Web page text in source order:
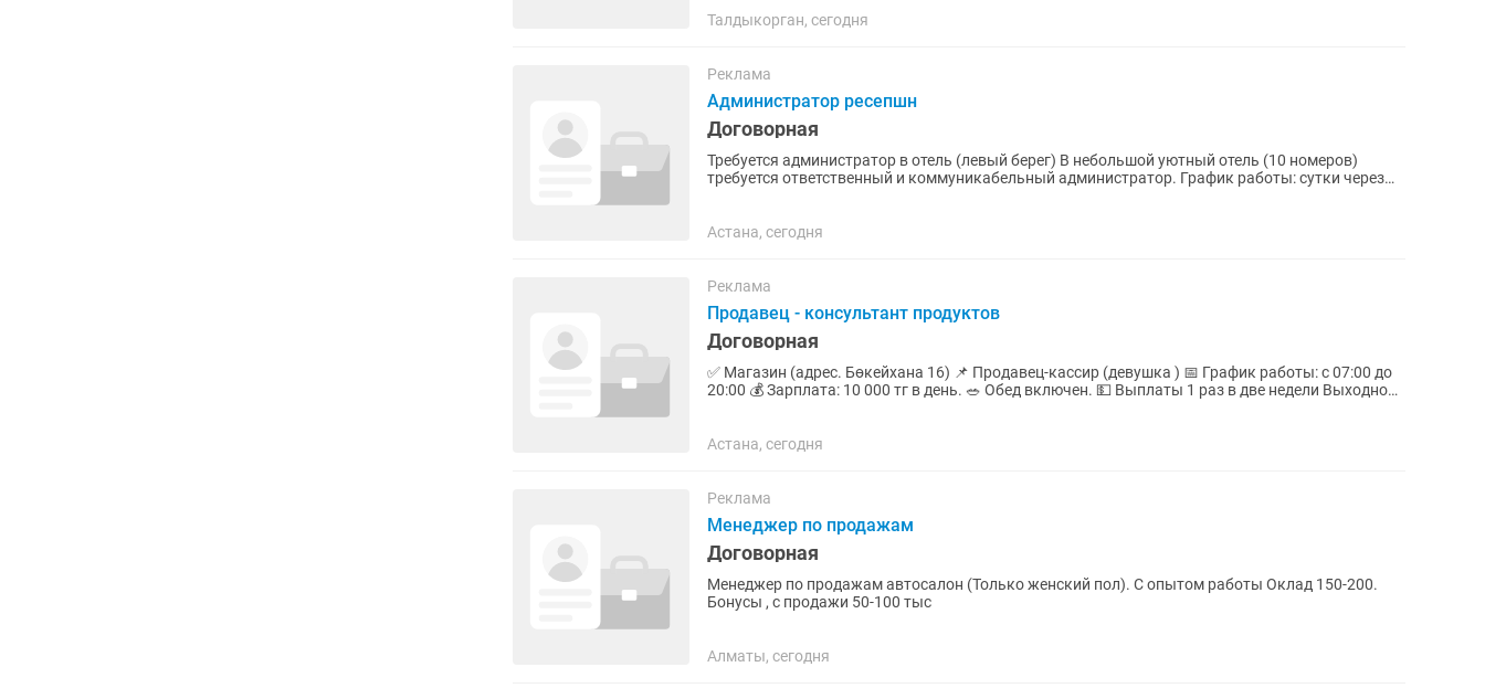
Талдыкорган, сегодня
Реклама
Администратор ресепшн
Договорная
Требуется администратор в отель (левый берег) В небольшой уютный отель (10 номеров)
требуется ответственный и коммуникабельный администратор. График работы: сутки через
Астана, сегодня
Реклама
Продавец - консультант продуктов
Договорная
✅ Магазин (адрес. Бөкейхана 16) 📌 Продавец-кассир (девушка ) 📅 График работы: с 07:00 до
20:00 💰 Зарплата: 10 000 тг в день. 🥗 Обед включен. 💵 Выплаты 1 раз в две недели Выходной :
Астана, сегодня
Реклама
Менеджер по продажам
Договорная
Менеджер по продажам автосалон (Только женский пол). С опытом работы Оклад 150-200.
Бонусы , с продажи 50-100 тыс
Алматы, сегодня